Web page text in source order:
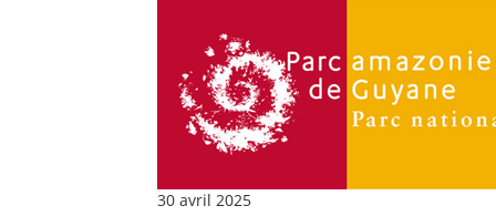
30 avril 2025